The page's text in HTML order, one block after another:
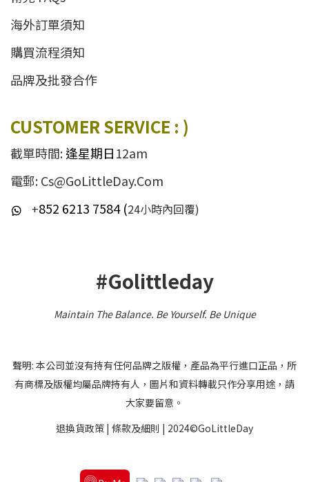
海外訂單須知
購買流程須知
品牌及批發合作
CUSTOMER SERVICE : )
截單時間:逢星期日12am
電郵: Cs@GoLittleDay.Com
+852 6213 7584 (24小時內回覆)
#Golittleday
Maintain The Balance. Be Yourself.Be Unique
聲明: 本公司並沒有持有任何品牌之版權，產品為平行進口正品，所
有商標及版權均屬品牌持有人，圖片和資料轉載只作分享用途，請
大家要留意。
退換貨政策 | 條款及細則 | 2024©GoLittleDay